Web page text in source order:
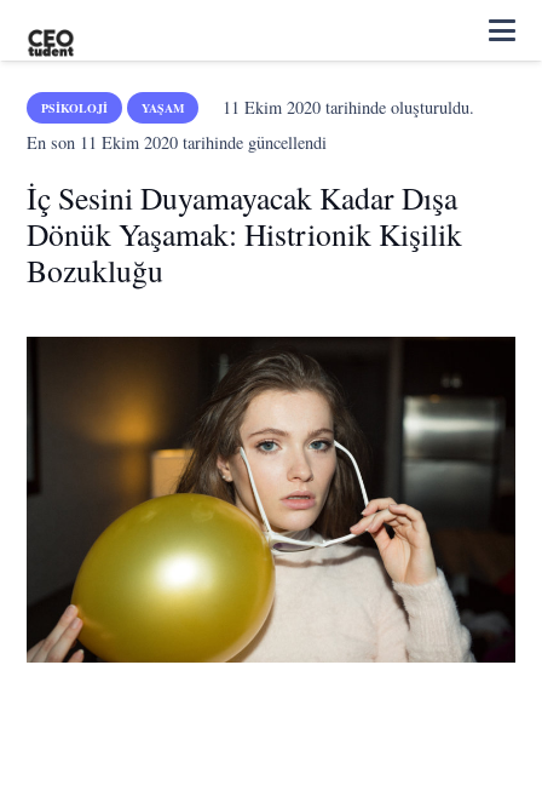
PSIKOLOJI YAŞAM 11 Ekim 2020tarihinde oluşturuldu.
En son 11 Ekim 2020 tarihinde güncellendi
İç Sesini Duyamayacak Kadar Dışa
Dönük Yaşamak: Histrionik Kişilik
Bozukluğu